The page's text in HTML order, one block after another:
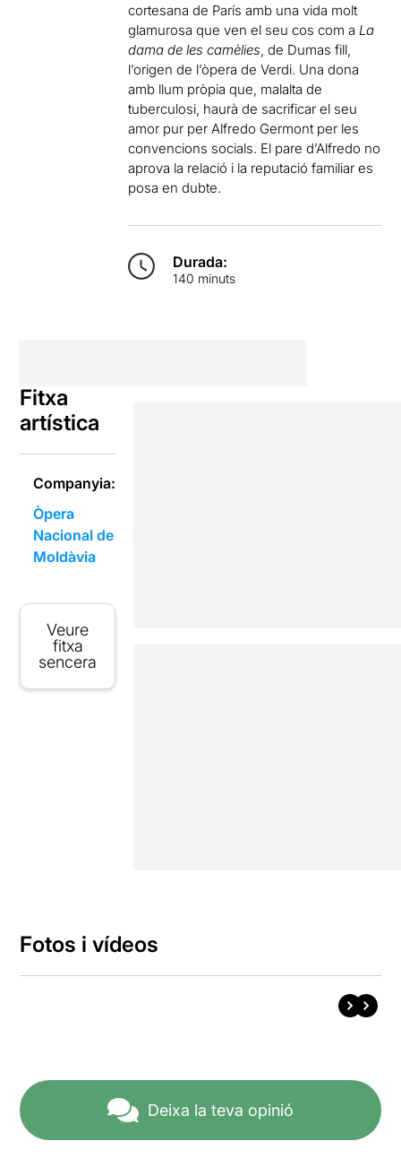
cortesana de París amb una vida molt
glamurosa que ven el seu cos com aLa
dama de les camèlies, de Dumas fill,
l’origen de l’òpera de Verdi. Una dona
amb llum pròpia que, malalta de
tuberculosi, haurà de sacrificar el seu
amor pur per Alfredo Germont per les
convencions socials. El pare d’Alfredo no
aprova la relació i la reputació familiar es
posa en dubte.
Durada:
140 minuts
Fitxa
artística
Companyia:
Òpera
Nacional de
Moldàvia
Veure
fitxa
sencera
Fotos i vídeos
Deixa la teva opinió